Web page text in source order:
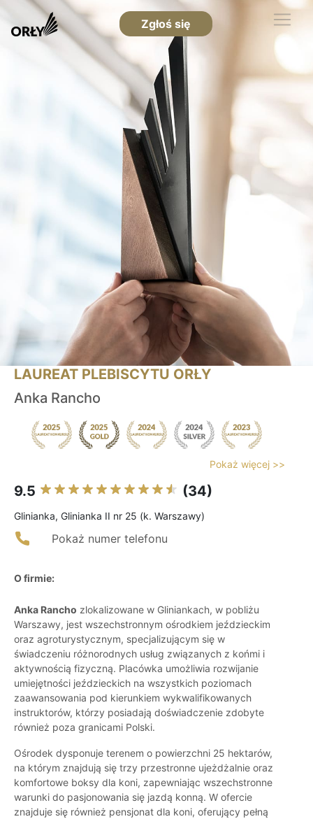
Zgłoś się
LAUREAT PLEBISCYTU ORŁY
Anka Rancho
Pokaż więcej >>
9.5 (34)
Glinianka, Glinianka II nr 25 (k. Warszawy)
Pokaż numer telefonu
O firmie:
Anka Rancho zlokalizowane w Gliniankach, w pobliżu
Warszawy, jest wszechstronnym ośrodkiem jeździeckim
oraz agroturystycznym, specjalizującym się w
świadczeniu różnorodnych usług związanych z końmi i
aktywnością fizyczną. Placówka umożliwia rozwijanie
umiejętności jeździeckich na wszystkich poziomach
zaawansowania pod kierunkiem wykwalifikowanych
instruktorów, którzy posiadają doświadczenie zdobyte
również poza granicami Polski.
Ośrodek dysponuje terenem o powierzchni 25 hektarów,
na którym znajdują się trzy przestronne ujeżdżalnie oraz
komfortowe boksy dla koni, zapewniając wszechstronne
warunki do pasjonowania się jazdą konną. W ofercie
znajduje się również pensjonat dla koni, oferujący pełną